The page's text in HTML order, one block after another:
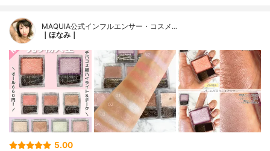
MAQUIA公式インフルエンサー・コスメ…
｜ほなみ｜
5.00